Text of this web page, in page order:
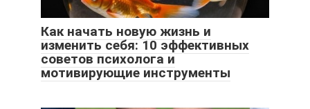
Как начать новую жизнь и
изменить себя: 10 эффективных
советов психолога и
мотивирующие инструменты